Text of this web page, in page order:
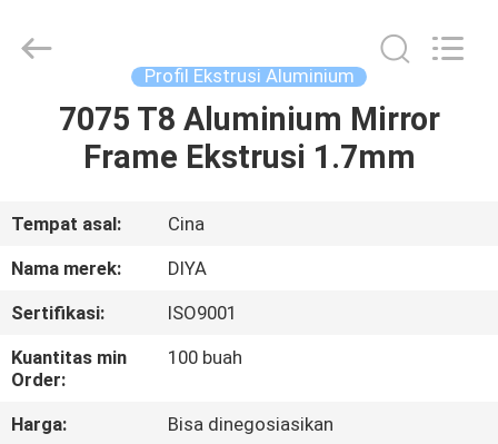
RUMAH
TENTANG
KAMI
TUR
PABRIK
Profil Ekstrusi Aluminium
7075 T8 Aluminium Mirror
Frame Ekstrusi 1.7mm
Tempat asal:
Cina
Nama merek:
DIYA
Sertifikasi:
ISO9001
Kuantitas min
Order:
100 buah
Harga:
Bisa dinegosiasikan